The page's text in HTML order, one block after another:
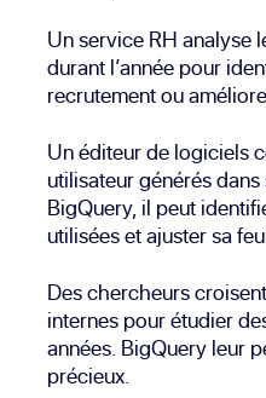
Un service RH analyse
durant l’année pour
recrutement ou
Un éditeur de logiciels
utilisateur générés
BigQuery, il peut
utilisées et ajuster sa
Des chercheurs
internes pour étudier
années. BigQuery leur
précieux.